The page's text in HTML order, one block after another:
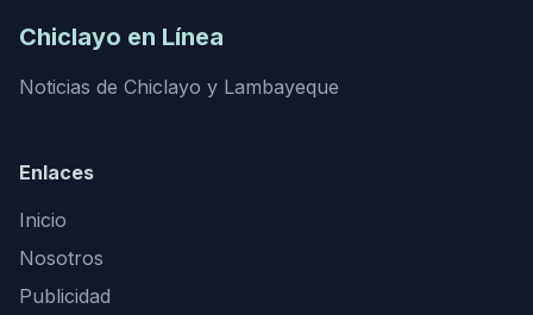
Chiclayo en Línea
Noticias de Chiclayo y Lambayeque
Enlaces
Inicio
Nosotros
Publicidad